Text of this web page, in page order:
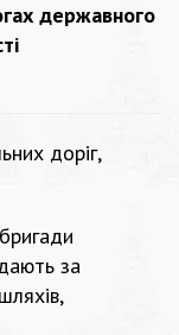
державного
доріг,
за